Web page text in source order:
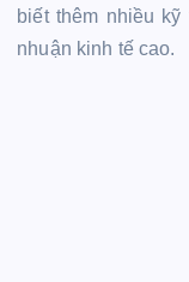
biết thêm nhiều
nhuận kinh tế cao.